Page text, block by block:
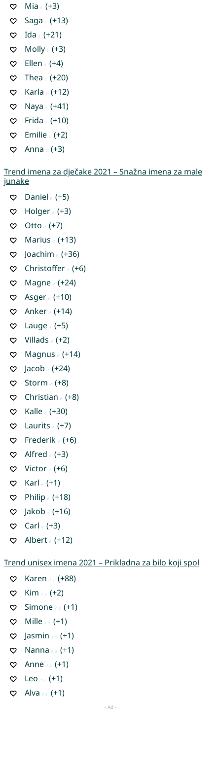
Mia
(+3)
Saga
(+13)
Ida
(+21)
Molly
(+3)
Ellen
(+4)
Thea
(+20)
Karla
(+12)
Naya
(+41)
Frida
(+10)
Emilie
(+2)
Anna
(+3)
Trend imena za dječake 2021 – Snažna imena za male
junake
Daniel
(+5)
Holger
(+3)
Otto
(+7)
Marius
(+13)
Joachim
(+36)
Christoffer
(+6)
Magne
(+24)
Asger
(+10)
Anker
(+14)
Lauge
(+5)
Villads
(+2)
Magnus
(+14)
Jacob
(+24)
Storm
(+8)
Christian
(+8)
Kalle
(+30)
Laurits
(+7)
Frederik
(+6)
Alfred
(+3)
Victor
(+6)
Karl
(+1)
Philip
(+18)
Jakob
(+16)
Carl
(+3)
Albert
(+12)
Trend unisex imena 2021 – Prikladna za bilo koji spol
Karen
(+88)
Kim
(+2)
Simone
(+1)
Mille
(+1)
Jasmin
(+1)
Nanna
(+1)
Anne
(+1)
Leo
(+1)
Alva
(+1)